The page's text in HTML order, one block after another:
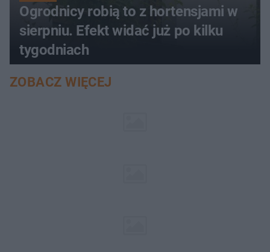
Ogrodnicy robią to z hortensjami w
sierpniu. Efekt widać już po kilku
tygodniach
ZOBACZ WIĘCEJ